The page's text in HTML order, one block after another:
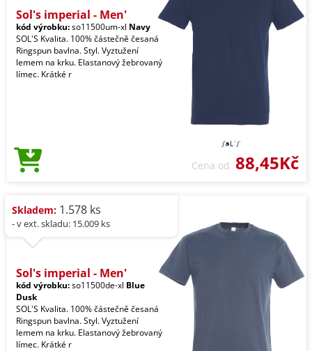
Sol's imperial - Men'
kód výrobku:so11500um-xl Navy
SOL'S Kvalita. 100% částečně česaná
Ringspun bavlna. Styl. Vyztužení
lemem na krku. Elastanový žebrovaný
límec. Krátké r
Cena od 88,45Kč
Skladem: 1.578 ks
- v ext. skladu: 15.009 ks
Sol's imperial - Men'
kód výrobku:so11500de-xl Blue
Dusk
SOL'S Kvalita. 100% částečně česaná
Ringspun bavlna. Styl. Vyztužení
lemem na krku. Elastanový žebrovaný
límec. Krátké r